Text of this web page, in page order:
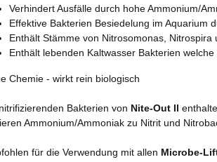
Verhindert Ausfälle durch hohe Ammonium/
Effektive Bakterien Besiedelung im Aquarium
Enthält Stämme von Nitrosomonas, Nitrospira
Enthält lebenden Kaltwasser Bakterien
Chemie - wirkt rein biologisch
Bakterien von Nite-Out II
Ammonium/Ammoniak zu Nitrit und
für die Verwendung mit allen Microbe-